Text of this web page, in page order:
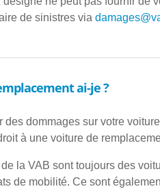
de sinistres via
ai-je ?
des dommages sur votre
à une voiture de
la VAB sont toujours des
de mobilité. Ce sont